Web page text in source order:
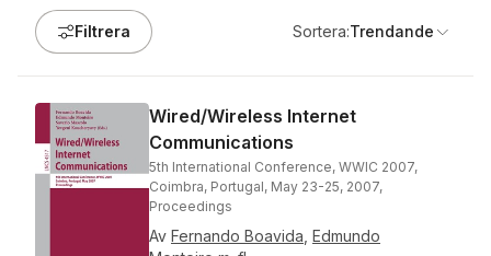
Filtrera Sortera:Trendande
Wired/Wireless Internet
Communications
5th International Conference, WWIC 2007,
Coimbra, Portugal, May 23-25, 2007,
Proceedings
Av Fernando Boavida Edmundo